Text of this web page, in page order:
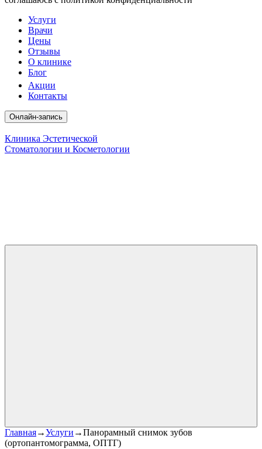
Услуги
Врачи
Цены
Отзывы
О клинике
Блог
Акции
Контакты
Онлайн-запись
Клиника Эстетической
Стоматологии и Косметологии
Главная→Услуги →Панорамный снимок зубов
(ортопантомограмма, ОПТГ)